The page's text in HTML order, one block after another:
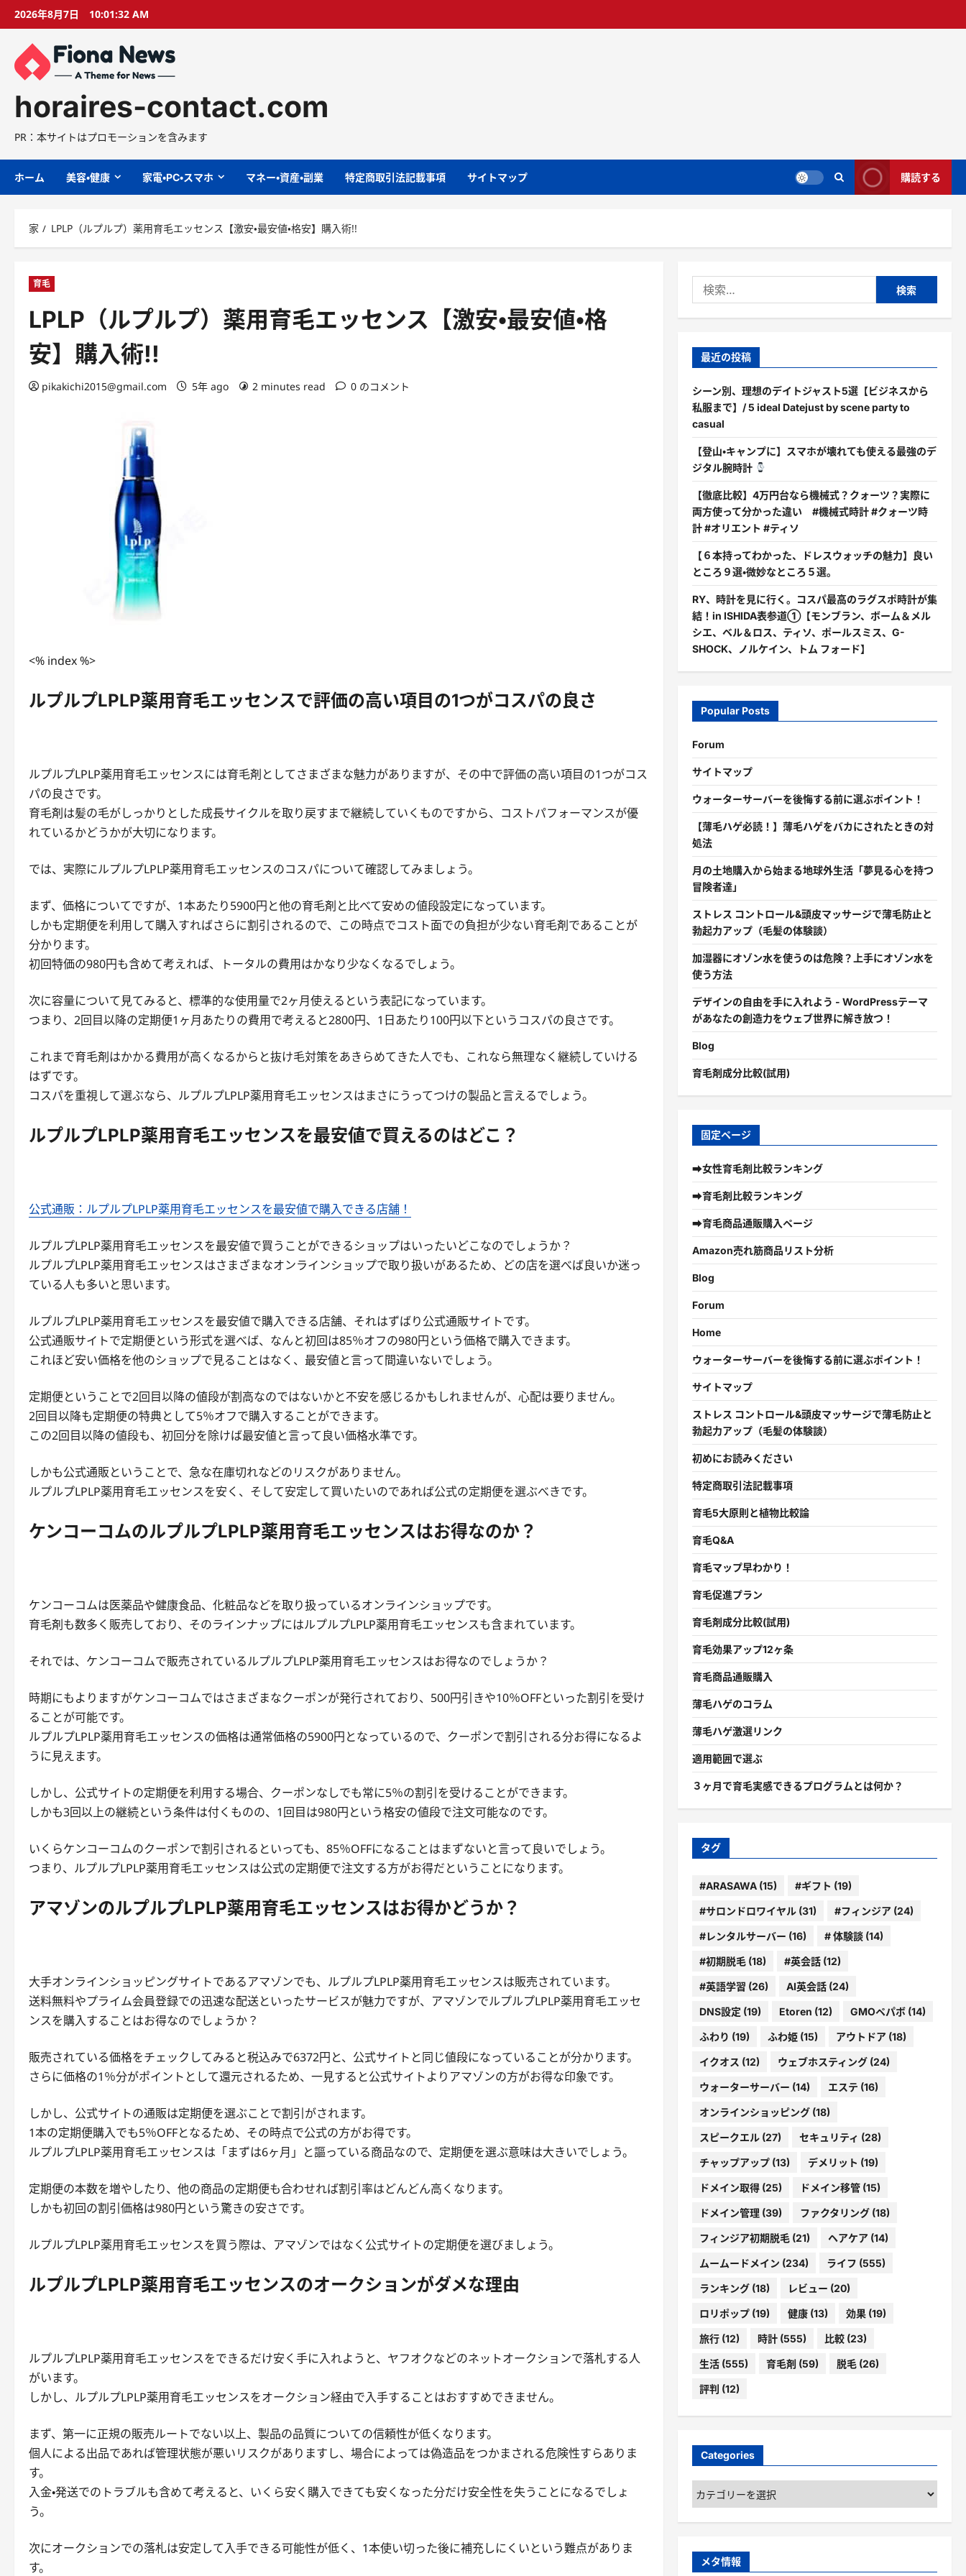
プ
2026年8月7日 10:01:33 AM
horaires-contact.com
PR：本サイトはプロモーションを含みます
ホーム 美容・健康 家電・PC・スマホ マネー・資産・副業 特定商取引法記載事項 サイトマップ 購読する
家 LPLP（ルプルプ）薬用育毛エッセンス【激安・最安値・格安】購入術!!
育毛
LPLP（ルプルプ）薬用育毛エッセンス【激安・最安値・格
安】購入術!!
pikakichi2015@gmail.com 5年 ago 2 minutes read 0 のコメント
<% index %>
ルプルプLPLP薬用育毛エッセンスで評価の高い項目の1つがコスパの良さ
ルプルプLPLP薬用育毛エッセンスには育毛剤としてさまざまな魅力がありますが、その中で評価の高い項目の1つがコス
パの良さです。
育毛剤は髪の毛がしっかりとした成長サイクルを取り戻すまで継続していくものですから、コストパフォーマンスが優
れているかどうかが大切になります。
では、実際にルプルプLPLP薬用育毛エッセンスのコスパについて確認してみましょう。
まず、価格についてですが、1本あたり5900円と他の育毛剤と比べて安めの値段設定になっています。
しかも定期便を利用して購入すればさらに割引されるので、この時点でコスト面での負担が少ない育毛剤であることが
分かります。
初回特価の980円も含めて考えれば、トータルの費用はかなり少なくなるでしょう。
次に容量について見てみると、標準的な使用量で2ヶ月使えるという表記になっています。
つまり、2回目以降の定期便1ヶ月あたりの費用で考えると2800円、1日あたり100円以下というコスパの良さです。
これまで育毛剤はかかる費用が高くなるからと抜け毛対策をあきらめてきた人でも、これなら無理なく継続していける
はずです。
コスパを重視して選ぶなら、ルプルプLPLP薬用育毛エッセンスはまさにうってつけの製品と言えるでしょう。
ルプルプLPLP薬用育毛エッセンスを最安値で買えるのはどこ？
公式通販：ルプルプLPLP薬用育毛エッセンスを最安値で購入できる店舗！
ルプルプLPLP薬用育毛エッセンスを最安値で買うことができるショップはいったいどこなのでしょうか？
ルプルプLPLP薬用育毛エッセンスはさまざまなオンラインショップで取り扱いがあるため、どの店を選べば良いか迷っ
ている人も多いと思います。
ルプルプLPLP薬用育毛エッセンスを最安値で購入できる店舗、それはずばり公式通販サイトです。
公式通販サイトで定期便という形式を選べば、なんと初回は85％オフの980円という価格で購入できます。
これほど安い価格を他のショップで見ることはなく、最安値と言って間違いないでしょう。
定期便ということで2回目以降の値段が割高なのではないかと不安を感じるかもしれませんが、心配は要りません。
2回目以降も定期便の特典として5％オフで購入することができます。
この2回目以降の値段も、初回分を除けば最安値と言って良い価格水準です。
しかも公式通販ということで、急な在庫切れなどのリスクがありません。
ルプルプLPLP薬用育毛エッセンスを安く、そして安定して買いたいのであれば公式の定期便を選ぶべきです。
ケンコーコムのルプルプLPLP薬用育毛エッセンスはお得なのか？
ケンコーコムは医薬品や健康食品、化粧品などを取り扱っているオンラインショップです。
育毛剤も数多く販売しており、そのラインナップにはルプルプLPLP薬用育毛エッセンスも含まれています。
それでは、ケンコーコムで販売されているルプルプLPLP薬用育毛エッセンスはお得なのでしょうか？
時期にもよりますがケンコーコムではさまざまなクーポンが発行されており、500円引きや10％OFFといった割引を受け
ることが可能です。
ルプルプLPLP薬用育毛エッセンスの価格は通常価格の5900円となっているので、クーポンで割引される分お得になるよ
うに見えます。
しかし、公式サイトの定期便を利用する場合、クーポンなしでも常に5％の割引を受けることができます。
しかも3回以上の継続という条件は付くものの、1回目は980円という格安の値段で注文可能なのです。
いくらケンコーコムのクーポンで割引されるといっても、85％OFFになることはまずないと言って良いでしょう。
つまり、ルプルプLPLP薬用育毛エッセンスは公式の定期便で注文する方がお得だということになります。
アマゾンのルプルプLPLP薬用育毛エッセンスはお得かどうか？
大手オンラインショッピングサイトであるアマゾンでも、ルプルプLPLP薬用育毛エッセンスは販売されています。
送料無料やプライム会員登録での迅速な配送といったサービスが魅力ですが、アマゾンでルプルプLPLP薬用育毛エッセ
ンスを購入することはお得なのでしょうか？
販売されている価格をチェックしてみると税込みで6372円と、公式サイトと同じ値段になっていることが分かります。
さらに価格の1％分がポイントとして還元されるため、一見すると公式サイトよりアマゾンの方がお得な印象です。
しかし、公式サイトの通販は定期便を選ぶことで割引がされます。
1本の定期便購入でも5％OFFとなるため、その時点で公式の方がお得です。
ルプルプLPLP薬用育毛エッセンスは「まずは6ヶ月」と謳っている商品なので、定期便を選ぶ意味は大きいでしょう。
定期便の本数を増やしたり、他の商品の定期便も合わせれば割引率はどんどん高くなります。
しかも初回の割引価格は980円という驚きの安さです。
ルプルプLPLP薬用育毛エッセンスを買う際は、アマゾンではなく公式サイトの定期便を選びましょう。
ルプルプLPLP薬用育毛エッセンスのオークションがダメな理由
ルプルプLPLP薬用育毛エッセンスをできるだけ安く手に入れようと、ヤフオクなどのネットオークションで落札する人
がいます。
しかし、ルプルプLPLP薬用育毛エッセンスをオークション経由で入手することはおすすめできません。
まず、第一に正規の販売ルートでない以上、製品の品質についての信頼性が低くなります。
個人による出品であれば管理状態が悪いリスクがありますし、場合によっては偽造品をつかまされる危険性すらありま
す。
入金・発送でのトラブルも含めて考えると、いくら安く購入できても安くなった分だけ安全性を失うことになるでしょ
う。
次にオークションでの落札は安定して入手できる可能性が低く、1本使い切った後に補充しにくいという難点がありま
す。
索:
最近の投稿
シーン別、理想のデイトジャスト5選【ビジネスから
私服まで】/ 5 ideal Datejust by scene party to
casual
【登山・キャンプに】スマホが壊れても使える最強のデ
ジタル腕時計
【徹底比較】4万円台なら機械式？クォーツ？実際に
両方使って分かった違い #機械式時計 #クォーツ時
計 #オリエント #ティソ
【６本持ってわかった、ドレスウォッチの魅力】良い
ところ９選・微妙なところ５選。
RY、時計を見に行く。コスパ最高のラグスポ時計が集
結！in ISHIDA表参道①【モンブラン、ボーム＆メル
シエ、ベル＆ロス、ティソ、ポールスミス、G-
SHOCK、ノルケイン、トム フォード】
Popular Posts
Forum
サイトマップ
ウォーターサーバーを後悔する前に選ぶポイント！
【薄毛ハゲ必読！】薄毛ハゲをバカにされたときの対
処法
月の土地購入から始まる地球外生活「夢見る心を持つ
冒険者達」
ストレス コントロール&頭皮マッサージで薄毛防止と
勃起力アップ（毛髪の体験談）
加湿器にオゾン水を使うのは危険？上手にオゾン水を
使う方法
デザインの自由を手に入れよう - WordPressテーマ
があなたの創造力をウェブ世界に解き放つ！
Blog
育毛剤成分比較(試用)
固定ページ
➡女性育毛剤比較ランキング
➡育毛剤比較ランキング
➡育毛商品通販購入ページ
Amazon売れ筋商品リスト分析
Blog
Forum
Home
ウォーターサーバーを後悔する前に選ぶポイント！
サイトマップ
ストレス コントロール&頭皮マッサージで薄毛防止と
勃起力アップ（毛髪の体験談）
初めにお読みください
特定商取引法記載事項
育毛5大原則と植物比較論
育毛Q&A
育毛マップ早わかり！
育毛促進プラン
育毛剤成分比較(試用)
育毛効果アップ12ヶ条
育毛商品通販購入
薄毛ハゲのコラム
薄毛ハゲ激選リンク
適用範囲で選ぶ
３ヶ月で育毛実感できるプログラムとは何か？
タグ
#ARASAWA(15) #ギフト (19)
#サロンドロワイヤル(31) #フィンジア(24)
#レンタルサーバー (16) # 体験談(14)
#初期脱毛(18) #英会話(12)
#英語学習 (26) AI英会話(24)
DNS設定 (19) Etoren (12) GMOペパボ(14)
ふわり (19) ふわ姫(15) アウトドア(18)
イクオス (12) ウェブホスティング(24)
ウォーターサーバー (14) エステ (16)
オンラインショッピング(18)
スピークエル(27) セキュリティ (28)
チャップアップ(13) デメリット (19)
ドメイン取得(25) ドメイン移管(15)
ドメイン管理(39) ファクタリング(18)
フィンジア初期脱毛(21) ヘアケア(14)
ムームードメイン (234) ライフ (555)
ランキング(18) レビュー (20)
ロリポップ(19) 健康(13) 効果(19)
旅行(12) 時計(555) 比較(23)
生活(555) 育毛剤 (59) 脱毛(26)
評判 (12)
Categories
Categories
メタ情報